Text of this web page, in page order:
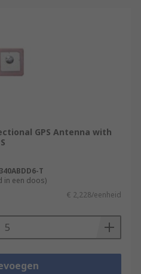
GPS Antenna with
T
in een doos)
€ 2,228/eenheid